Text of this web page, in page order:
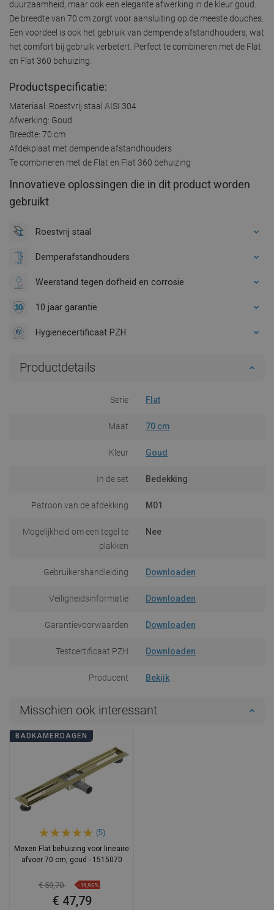
duurzaamheid, maar ook een elegante afwerking in de kleur goud.
De breedte van 70 cm zorgt voor aansluiting op de meeste douches.
Een voordeel is ook het gebruik van dempende afstandhouders, wat
het comfort bij gebruik verbetert. Perfect te combineren met de Flat
en Flat 360 behuizing.
Productspecificatie:
Materiaal: Roestvrij staal AISI 304
Afwerking: Goud
Breedte: 70 cm
Afdekplaat met dempende afstandhouders
Te combineren met de Flat en Flat 360 behuizing
Innovatieve oplossingen die in dit product worden
gebruikt
Roestvrij staal
Demperafstandhouders
Weerstand tegen dofheid en corrosie
10 jaar garantie
Hygienecertificaat PZH
Productdetails
Serie Flat
Maat 70 cm
Kleur Goud
In de set Bedekking
Patroon van de afdekking M01
Mogelijkheid om een tegel te
plakken
Nee
Gebruikershandleiding Downloaden
Veiligheidsinformatie Downloaden
Garantievoorwaarden Downloaden
Testcertificaat PZH Downloaden
Producent Bekijk
Misschien ook interessant
BADKAMERDAGEN
(5)
Mexen Flat behuizing voor lineaire
afvoer 70 cm, goud - 1515070
€ 59,70 -19,95%
€ 47,79